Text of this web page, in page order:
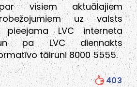
visiem aktuālajiem
uz valsts
LVC interneta
pa LVC diennakts
tālruni 8000 5555.
403